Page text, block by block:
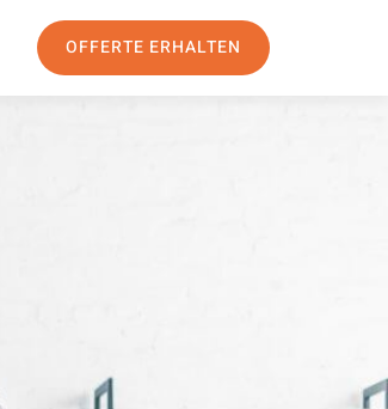
OFFERTE ERHALTEN